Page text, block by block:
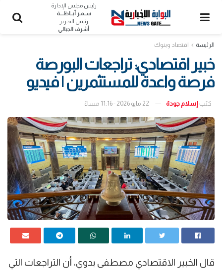
رئيس مجلس الإدارة
ســمـر أبــاظــــة
رئيس التحرير
أشرف الجبالي
الرئيسة اقتصاد وبنوك
خبير اقتصادي: تراجعات البورصة
فرصة واعدة للمستثمرين | فيديو
كتب إسلام جودة 22 مايو 2026 - 11:16 مساءً
قال الخبير الاقتصادي مصطفى بدوي، أن التراجعات التي